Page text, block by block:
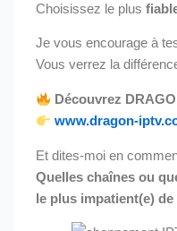
Choisissez le plus
Je vous encourage à
Vous verrez la
Découvrez
www.dragon-
Et dites-moi en
Quelles chaînes ou
le plus impatient(e)